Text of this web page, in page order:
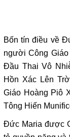
Bốn tín điều về
người Công
Đầu Thai Vô
Hồn Xác Lên
Giáo Hoàng Piô
Tông Hiến
Đức Maria được